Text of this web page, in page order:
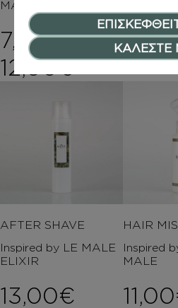
MALE
7,00€ –
12,00€Price
AFTER SHAVE
Inspired by LE MALE
ELIXIR
13,00€
HAIR
Inspired
MALE
11,00
ΚΑΛΕΣΤΕ